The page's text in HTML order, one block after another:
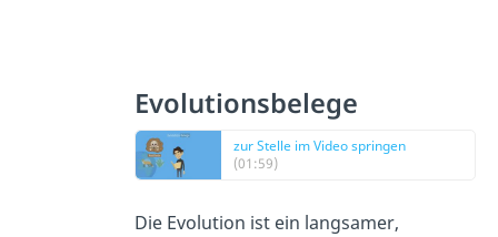
Evolutionsbelege
zur Stelle im Video springen
(01:59)
Die Evolution ist ein langsamer,